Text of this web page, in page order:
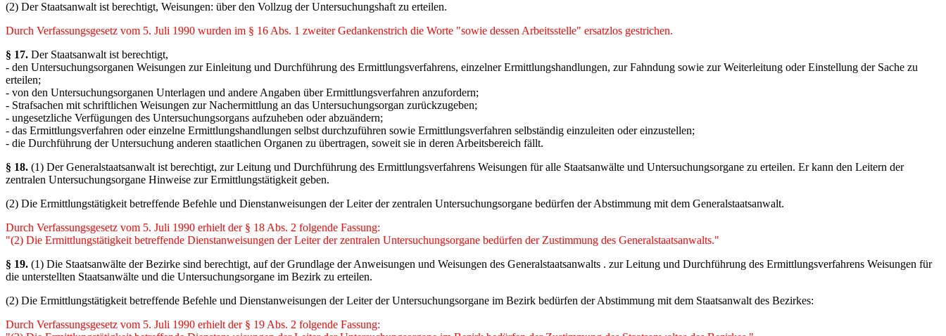
(2) Der Staatsanwalt ist berechtigt, Weisungen: über den Vollzug der Untersuchungshaft zu erteilen.
Durch Verfassungsgesetz vom 5. Juli 1990 wurden im § 16 Abs. 1 zweiter Gedankenstrich die Worte "sowie dessen Arbeitsstelle" ersatzlos gestrichen.
§ 17. Der Staatsanwalt ist berechtigt,
- den Untersuchungsorganen Weisungen zur Einleitung und Durchführung des Ermittlungsverfahrens, einzelner Ermittlungshandlungen, zur Fahndung sowie zur Weiterleitung oder Einstellung der Sache zu
erteilen;
- von den Untersuchungsorganen Unterlagen und andere Angaben über Ermittlungsverfahren anzufordern;
- Strafsachen mit schriftlichen Weisungen zur Nachermittlung an das Untersuchungsorgan zurückzugeben;
- ungesetzliche Verfügungen des Untersuchungsorgans aufzuheben oder abzuändern;
- das Ermittlungsverfahren oder einzelne Ermittlungshandlungen selbst durchzuführen sowie Ermittlungsverfahren selbständig einzuleiten oder einzustellen;
- die Durchführung der Untersuchung anderen staatlichen Organen zu übertragen, soweit sie in deren Arbeitsbereich fällt.
§ 18. (1) Der Generalstaatsanwalt ist berechtigt, zur Leitung und Durchführung des Ermittlungsverfahrens Weisungen für alle Staatsanwälte und Untersuchungsorgane zu erteilen. Er kann den Leitern der
zentralen Untersuchungsorgane Hinweise zur Ermittlungstätigkeit geben.
(2) Die Ermittlungstätigkeit betreffende Befehle und Dienstanweisungen der Leiter der zentralen Untersuchungsorgane bedürfen der Abstimmung mit dem Generalstaatsanwalt.
Durch Verfassungsgesetz vom 5. Juli 1990 erhielt der § 18 Abs. 2 folgende Fassung:
"(2) Die Ermittlungstätigkeit betreffende Dienstanweisungen der Leiter der zentralen Untersuchungsorgane bedürfen der Zustimmung des Generalstaatsanwalts."
§ 19. (1) Die Staatsanwälte der Bezirke sind berechtigt, auf der Grundlage der Anweisungen und Weisungen des Generalstaatsanwalts . zur Leitung und Durchführung des Ermittlungsverfahrens Weisungen für
die unterstellten Staatsanwälte und die Untersuchungsorgane im Bezirk zu erteilen.
(2) Die Ermittlungstätigkeit betreffende Befehle und Dienstanweisungen der Leiter der Untersuchungsorgane im Bezirk bedürfen der Abstimmung mit dem Staatsanwalt des Bezirkes:
Durch Verfassungsgesetz vom 5. Juli 1990 erhielt der § 19 Abs. 2 folgende Fassung: